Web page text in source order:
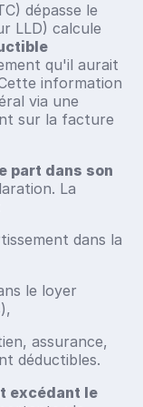
dépasse le
LLD) calcule
qu'il aurait
information
via une
sur la facture
part dans son
La
dans la
le loyer
assurance,
déductibles.
excédant le